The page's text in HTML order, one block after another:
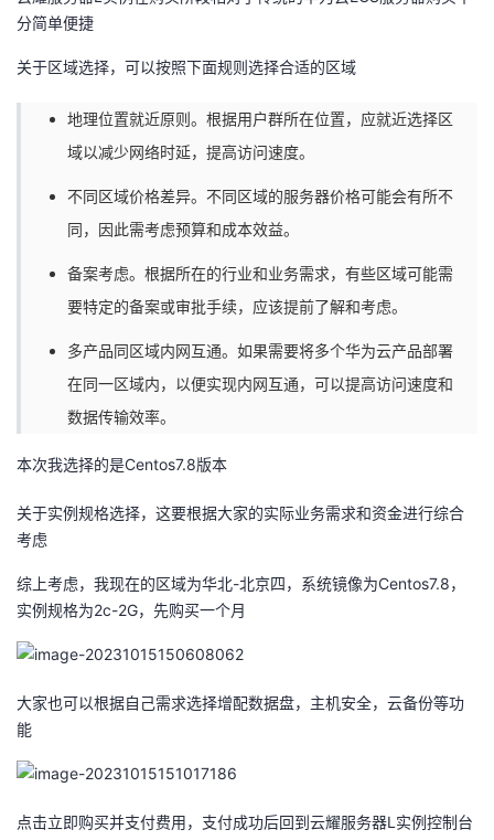
分简单便捷
关于区域选择，可以按照下面规则选择合适的区域
地理位置就近原则。根据用户群所在位置，应就近选择区
域以减少网络时延，提高访问速度。
不同区域价格差异。不同区域的服务器价格可能会有所不
同，因此需考虑预算和成本效益。
备案考虑。根据所在的行业和业务需求，有些区域可能需
要特定的备案或审批手续，应该提前了解和考虑。
多产品同区域内网互通。如果需要将多个华为云产品部署
在同一区域内，以便实现内网互通，可以提高访问速度和
数据传输效率。
本次我选择的是Centos7.8版本
关于实例规格选择，这要根据大家的实际业务需求和资金进行综合
考虑
综上考虑，我现在的区域为华北-北京四，系统镜像为Centos7.8，
实例规格为2c-2G，先购买一个月
大家也可以根据自己需求选择增配数据盘，主机安全，云备份等功
能
点击立即购买并支付费用，支付成功后回到云耀服务器L实例控制台